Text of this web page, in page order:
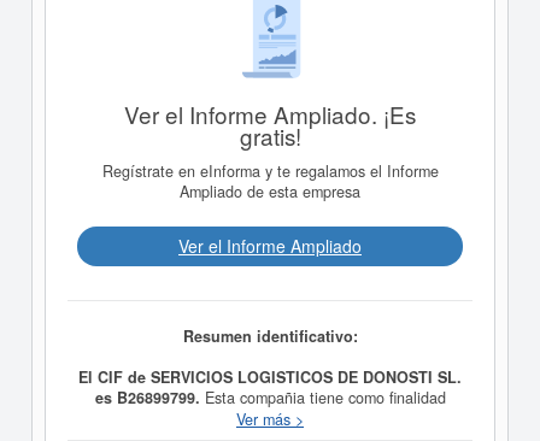
Ver el Informe Ampliado. ¡Es
gratis!
Regístrate en eInforma y te regalamos el Informe
Ampliado de esta empresa
Ver el Informe Ampliado
Resumen identificativo:
El CIF de SERVICIOS LOGISTICOS DE DONOSTI SL.
es B26899799. Esta compañia tiene como finalidad
social 1. El transporte nacional e internacional de
Ver más >